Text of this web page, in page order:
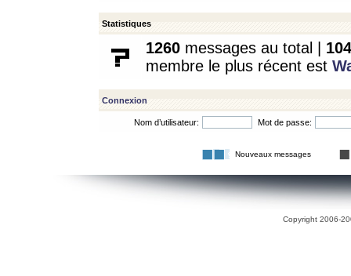
Statistiques
1260 messages au total | 104
membre le plus récent est
Connexion
Nom d’utilisateur: Mot de passe:
Nouveaux messages
Copyright 2006-